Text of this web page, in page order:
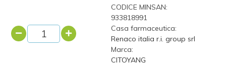
CODICE MINSAN:
933818991
Casa farmaceutica:
Renaco italia r.i. group srl
Marca:
CITOYANG